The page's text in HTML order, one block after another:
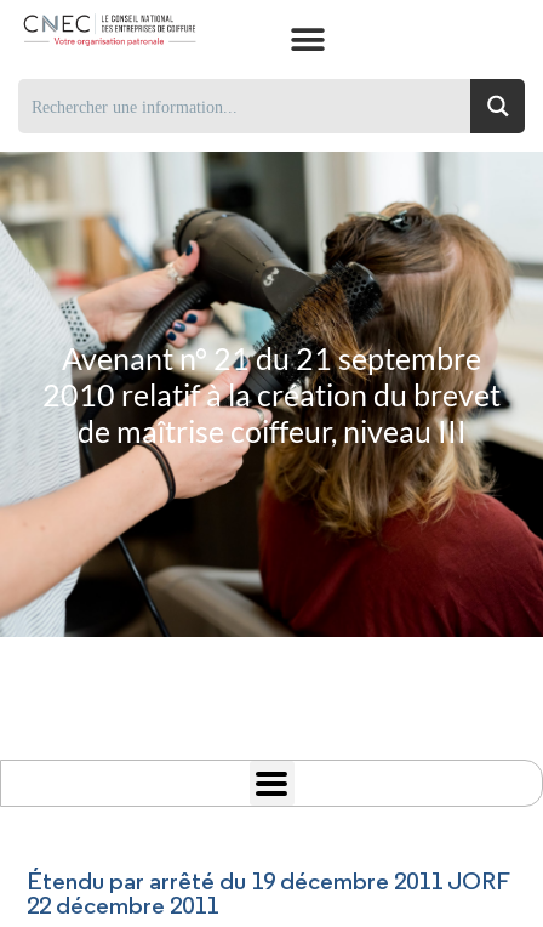
Avenant n° 21 du 21 septembre
2010 relatif à la création du brevet
de maîtrise coiffeur, niveau III
Étendu par arrêté du 19 décembre 2011 JORF
22 décembre 2011